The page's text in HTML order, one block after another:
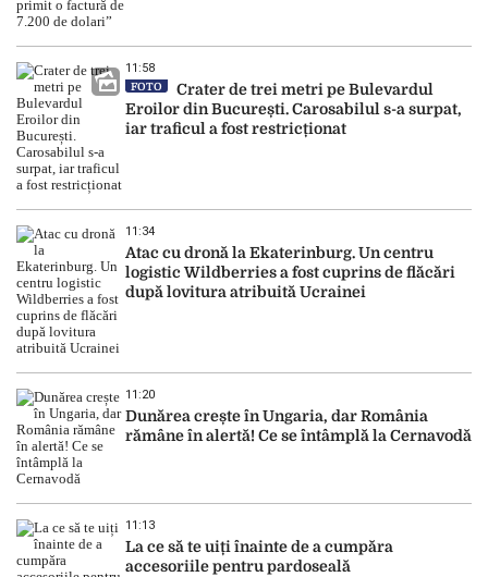
11:58
FOTO
Crater de trei metri pe Bulevardul
Eroilor din București. Carosabilul s-a surpat,
iar traficul a fost restricționat
11:34
Atac cu dronă la Ekaterinburg. Un centru
logistic Wildberries a fost cuprins de flăcări
după lovitura atribuită Ucrainei
11:20
Dunărea crește în Ungaria, dar România
rămâne în alertă! Ce se întâmplă la Cernavodă
11:13
La ce să te uiți înainte de a cumpăra
accesoriile pentru pardoseală